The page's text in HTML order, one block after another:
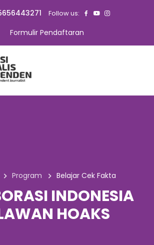
Follow us:
Formulir Pendaftaran
Program Belajar Cek Fakta
INDONESIA
HOAKS